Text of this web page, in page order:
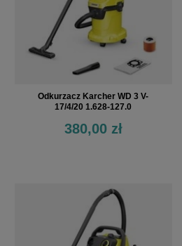
Odkurzacz Karcher WD 3 V-
17/4/20 1.628-127.0
380,00 zł